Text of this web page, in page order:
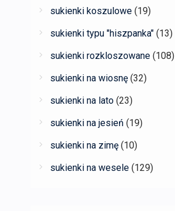
sukienki koszulowe (19)
sukienki typu "hiszpanka" (13)
sukienki rozkloszowane (108)
sukienki na wiosnę (32)
sukienki na lato (23)
sukienki na jesień (19)
sukienki na zimę (10)
sukienki na wesele (129)